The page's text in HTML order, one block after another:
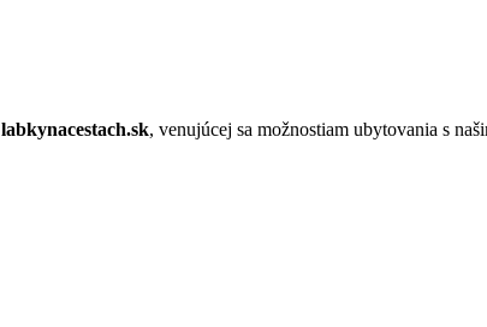
labkynacestach.sk, venujúcej sa možnostiam ubytovania s